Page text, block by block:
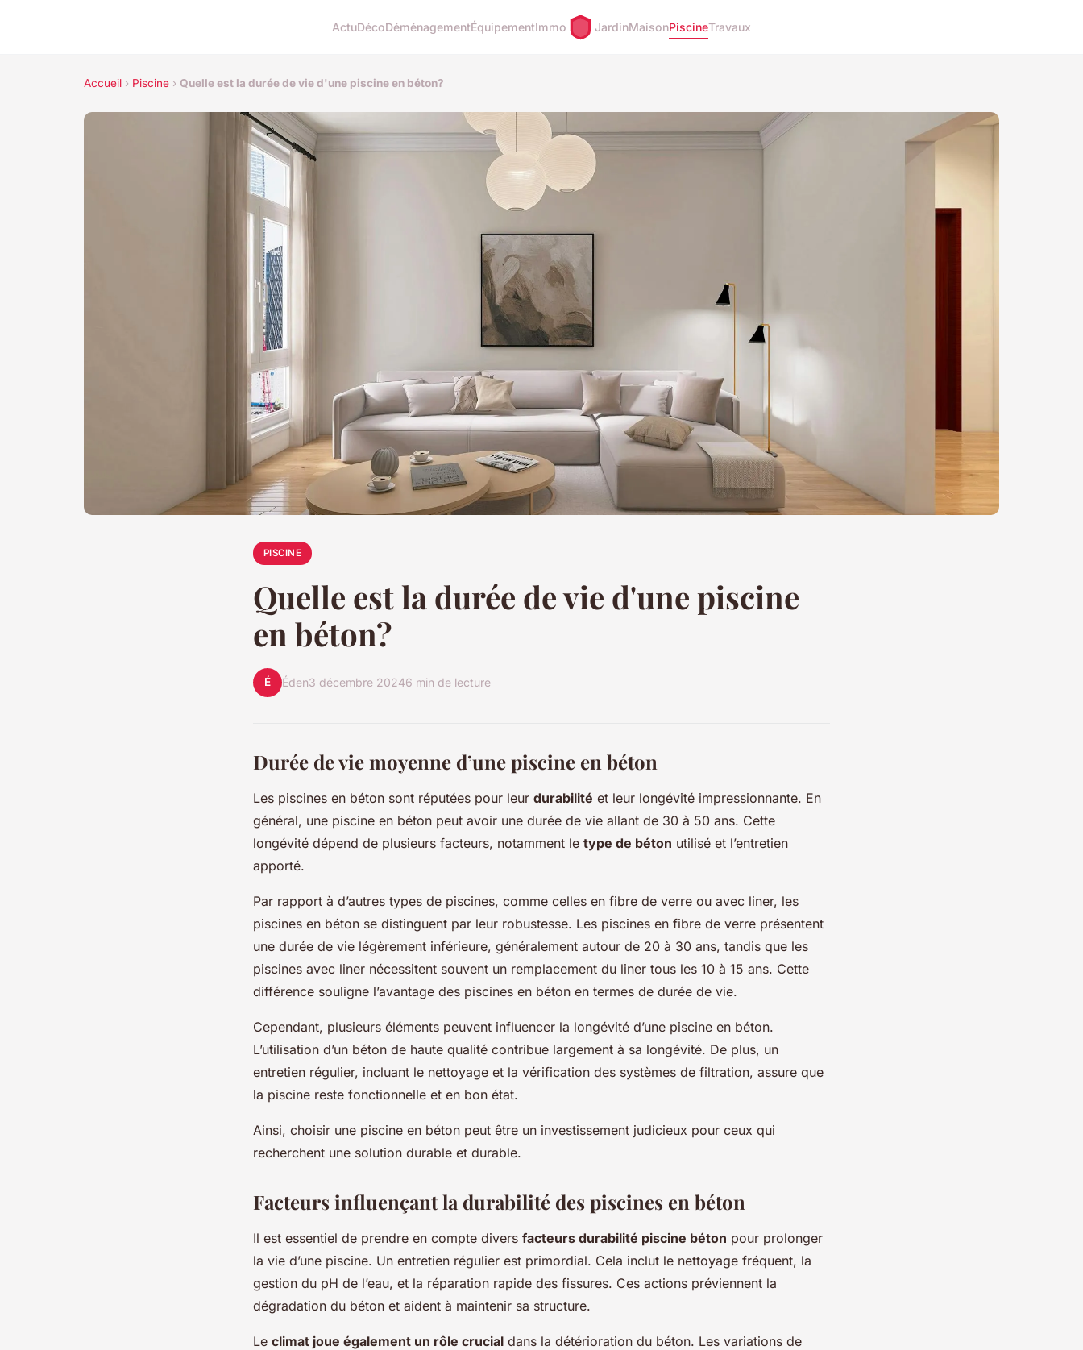
ActuDécoDéménagementÉquipementImmo JardinMaisonPiscineTravaux
Accueil › Piscine › Quelle est la durée de vie d'une piscine en béton?
PISCINE
Quelle est la durée de vie d'une piscine
en béton?
É Éden3 décembre 20246 min de lecture
Durée de vie moyenne d’une piscine en béton
Les piscines en béton sont réputées pour leur durabilité et leur longévité impressionnante. En
général, une piscine en béton peut avoir une durée de vie allant de 30 à 50 ans. Cette
longévité dépend de plusieurs facteurs, notamment le type de béton utilisé et l’entretien
apporté.
Par rapport à d’autres types de piscines, comme celles en fibre de verre ou avec liner, les
piscines en béton se distinguent par leur robustesse. Les piscines en fibre de verre présentent
une durée de vie légèrement inférieure, généralement autour de 20 à 30 ans, tandis que les
piscines avec liner nécessitent souvent un remplacement du liner tous les 10 à 15 ans. Cette
différence souligne l’avantage des piscines en béton en termes de durée de vie.
Cependant, plusieurs éléments peuvent influencer la longévité d’une piscine en béton.
L’utilisation d’un béton de haute qualité contribue largement à sa longévité. De plus, un
entretien régulier, incluant le nettoyage et la vérification des systèmes de filtration, assure que
la piscine reste fonctionnelle et en bon état.
Ainsi, choisir une piscine en béton peut être un investissement judicieux pour ceux qui
recherchent une solution durable et durable.
Facteurs influençant la durabilité des piscines en béton
Il est essentiel de prendre en compte divers facteurs durabilité piscine béton pour prolonger
la vie d’une piscine. Un entretien régulier est primordial. Cela inclut le nettoyage fréquent, la
gestion du pH de l’eau, et la réparation rapide des fissures. Ces actions préviennent la
dégradation du béton et aident à maintenir sa structure.
Le climat joue également un rôle crucial dans la détérioration du béton. Les variations de